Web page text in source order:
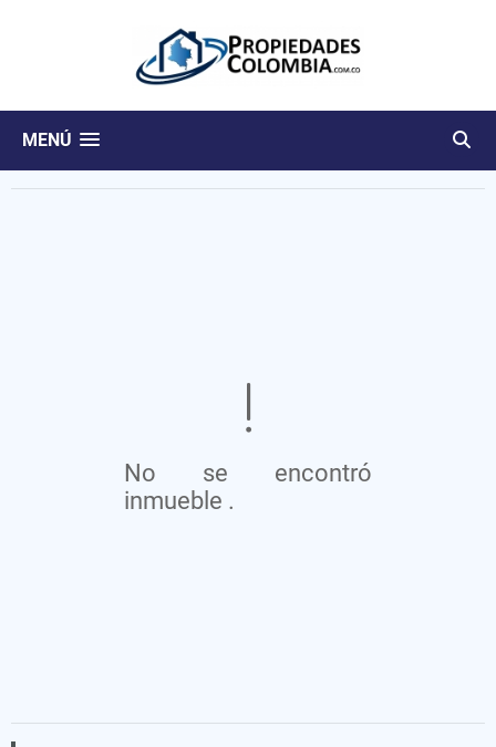
MENÚ
No se encontró
inmueble .